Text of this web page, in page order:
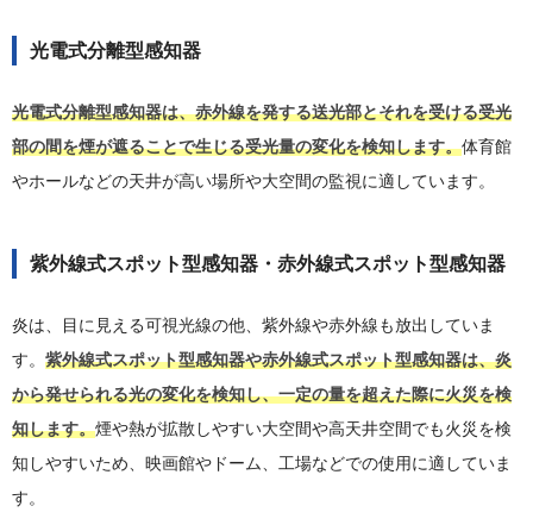
光電式分離型感知器
光電式分離型感知器は、赤外線を発する送光部とそれを受ける受光
部の間を煙が遮ることで生じる受光量の変化を検知します。体育館
やホールなどの天井が高い場所や大空間の監視に適しています。
紫外線式スポット型感知器・赤外線式スポット型感知器
炎は、目に見える可視光線の他、紫外線や赤外線も放出していま
す。 紫外線式スポット型感知器や赤外線式スポット型感知器は、炎
から発せられる光の変化を検知し、一定の量を超えた際に火災を検
知します。煙や熱が拡散しやすい大空間や高天井空間でも火災を検
知しやすいため、映画館やドーム、工場などでの使用に適していま
す。